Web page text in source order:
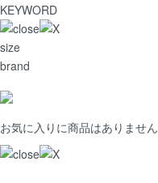
KEYWORD
size
brand
お気に入りに商品はありません